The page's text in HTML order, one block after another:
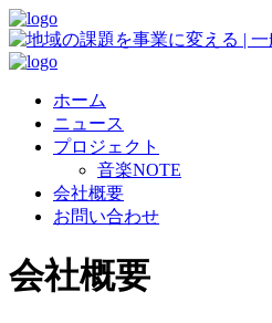
ホーム
ニュース
プロジェクト
音楽NOTE
会社概要
お問い合わせ
会社概要